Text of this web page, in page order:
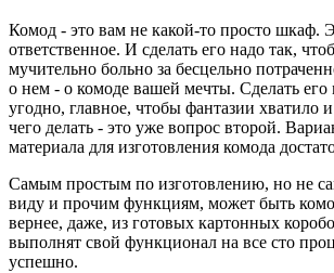
Комод - это вам не какой-то просто шкаф.
ответственное. И сделать его надо так,
мучительно больно за бесцельно
о нем - о комоде вашей мечты. Сделать его
угодно, главное, чтобы фантазии хватило
чего делать - это уже вопрос второй.
материала для изготовления комода
Самым простым по изготовлению, но не
виду и прочим функциям, может быть
вернее, даже, из готовых картонных
выполнят свой функционал на все сто
успешно.